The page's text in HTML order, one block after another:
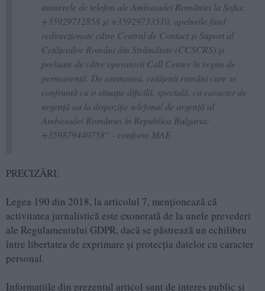
numerele de telefon ale Ambasadei României la Sofia:
+35929712858 și +35929733510, apelurile fiind
redirecționate către Centrul de Contact și Suport al
Cetățenilor Români din Străinătate (CCSCRS) și
preluate de către operatorii Call Center în regim de
permanență. De asemenea, cetățenii români care se
confruntă cu o situație dificilă, specială, cu caracter de
urgență au la dispoziție telefonul de urgență al
Ambasadei României în Republica Bulgaria:
+359879440758“ - conform MAE
PRECIZĂRI:
Legea 190 din 2018, la articolul 7, menţionează că
activitatea jurnalistică este exonerată de la unele prevederi
ale Regulamentului GDPR, dacă se păstrează un echilibru
între libertatea de exprimare şi protecţia datelor cu caracter
personal.
Informațiile din prezentul articol sunt de interes public și